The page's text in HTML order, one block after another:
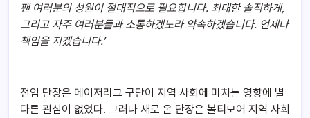
팬 여러분의 성원이 절대적으로 필요합니다. 최대한 솔직하게,
그리고 자주 여러분들과 소통하겠노라 약속하겠습니다. 언제나
책임을 지겠습니다.’
전임 단장은 메이저리그 구단이 지역 사회에 미치는 영향에 별
다른 관심이 없었다. 그러나 새로 온 단장은 볼티모어 지역 사회